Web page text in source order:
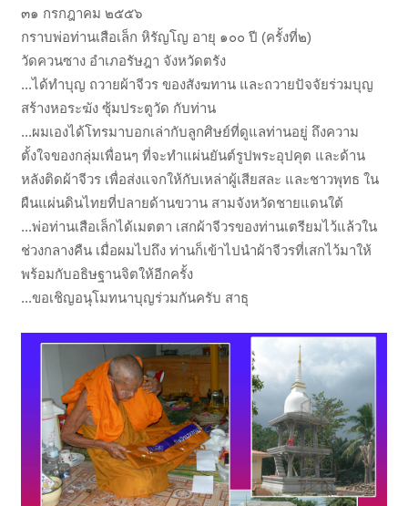
๓๑ กรกฎาคม ๒๕๕๖
กราบพ่อท่านเสือเล็ก หิรัญโญ อายุ ๑๐๐ ปี (ครั้งที่๒)
วัดควนซาง อำเภอรัษฎา จังหวัดตรัง
...ได้ทำบุญ ถวายผ้าจีวร ของสังฆทาน และถวายปัจจัยร่วมบุญ
สร้างหอระฆัง ซุ้มประตูวัด กับท่าน
...ผมเองได้โทรมาบอกเล่ากับลูกศิษย์ที่ดูแลท่านอยู่ ถึงความ
ตั้งใจของกลุ่มเพื่อนๆ ที่จะทำแผ่นยันต์รูปพระอุปคุต และด้าน
หลังติดผ้าจีวร เพื่อส่งแจกให้กับเหล่าผู้เสียสละ และชาวพุทธ ใน
ผืนแผ่นดินไทยที่ปลายด้านขวาน สามจังหวัดชายแดนใต้
...พ่อท่านเสือเล็กได้เมตตา เสกผ้าจีวรของท่านเตรียมไว้แล้วใน
ช่วงกลางคืน เมื่อผมไปถึง ท่านก็เข้าไปนำผ้าจีวรที่เสกไว้มาให้
พร้อมกับอธิษฐานจิตให้อีกครั้ง
...ขอเชิญอนุโมทนาบุญร่วมกันครับ สาธุ